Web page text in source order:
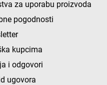
za uporabu proizvoda
pogodnosti
kupcima
i odgovori
ugovora